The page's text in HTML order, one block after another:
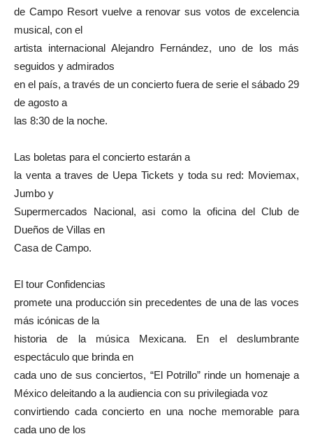
de Campo Resort vuelve a renovar sus votos de excelencia
musical, con el
artista internacional Alejandro Fernández, uno de los más
seguidos y admirados
en el país, a través de un concierto fuera de serie el sábado 29
de agosto a
las 8:30 de la noche.
Las boletas para el concierto estarán a
la venta a traves de Uepa Tickets y toda su red: Moviemax,
Jumbo y
Supermercados Nacional, asi como la oficina del Club de
Dueños de Villas en
Casa de Campo.
El tour Confidencias
promete una producción sin precedentes de una de las voces
más icónicas de la
historia de la música Mexicana. En el deslumbrante
espectáculo que brinda en
cada uno de sus conciertos, “El Potrillo” rinde un homenaje a
México deleitando a la audiencia con su privilegiada voz
convirtiendo cada concierto en una noche memorable para
cada uno de los